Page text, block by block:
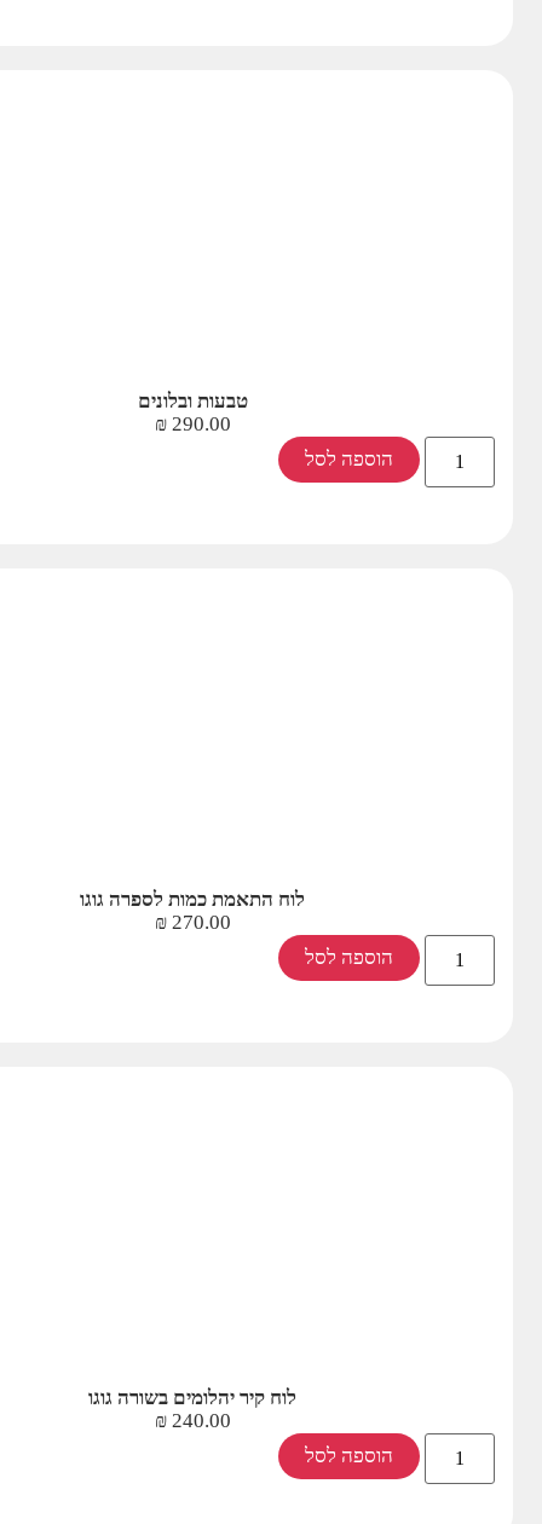
טבעות ובלונים
290.00
₪
הוספה לסל
לוח התאמת כמות לספרה גוגו
270.00
₪
הוספה לסל
לוח קיר יהלומים בשורה גוגו
240.00
₪
הוספה לסל